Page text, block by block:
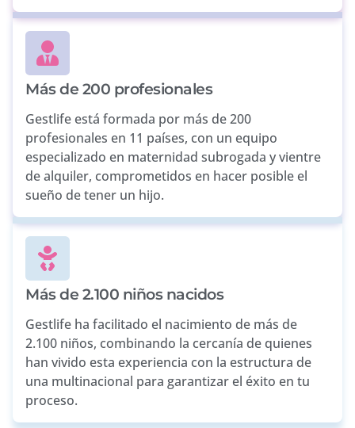
Más de 200 profesionales
Gestlife está formada por más de 200
profesionales en 11 países, con un equipo
especializado en maternidad subrogada y vientre
de alquiler, comprometidos en hacer posible el
sueño de tener un hijo.
Más de 2.100 niños nacidos
Gestlife ha facilitado el nacimiento de más de
2.100 niños, combinando la cercanía de quienes
han vivido esta experiencia con la estructura de
una multinacional para garantizar el éxito en tu
proceso.